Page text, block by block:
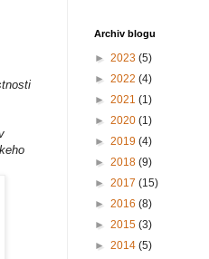
Archiv blogu
► 2023 (5)
► 2022 (4)
► 2021 (1)
► 2020 (1)
► 2019 (4)
► 2018 (9)
► 2017 (15)
► 2016 (8)
► 2015 (3)
► 2014 (5)